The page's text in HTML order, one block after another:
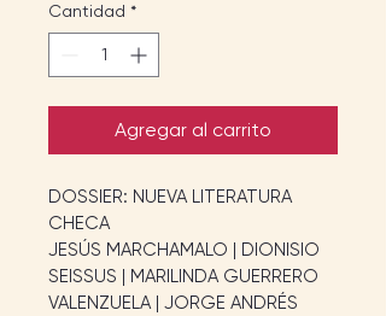
Cantidad *
Agregar al carrito
DOSSIER: NUEVA LITERATURA
CHECA
JESÚS MARCHAMALO | DIONISIO
SEISSUS | MARILINDA GUERRERO
VALENZUELA | JORGE ANDRÉS